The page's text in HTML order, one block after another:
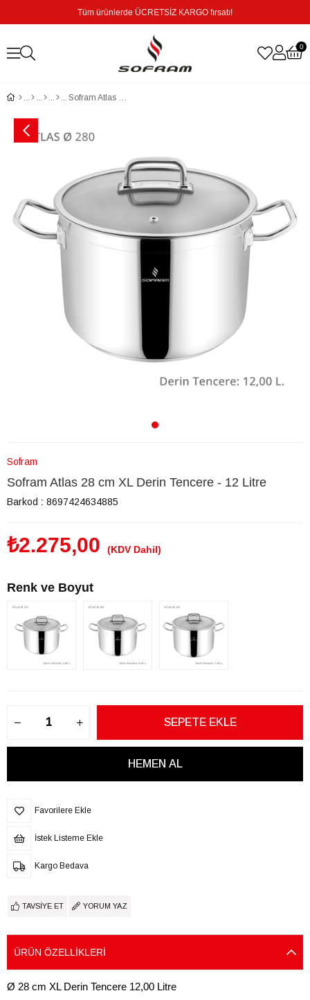
Tüm ürünlerde ÜCRETSİZ KARGO fırsatı!
0
Sofram Atlas 28 cm XL Derin Tencere - 12 Litre
Sofram
Sofram Atlas 28 cm XL Derin Tencere - 12 Litre
Barkod : 8697424634885
₺2.275,00 (KDV Dahil)
Renk ve Boyut
Favorilere Ekle
İstek Listeme Ekle
Kargo Bedava
TAVSIYE ET YORUM YAZ
ÜRÜN ÖZELLIKLERI
Ø 28 cm XL Derin Tencere 12,00 Litre